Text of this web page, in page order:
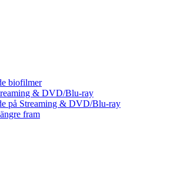
biofilmer
& DVD/Blu-ray
på Streaming & DVD/Blu-ray
fram